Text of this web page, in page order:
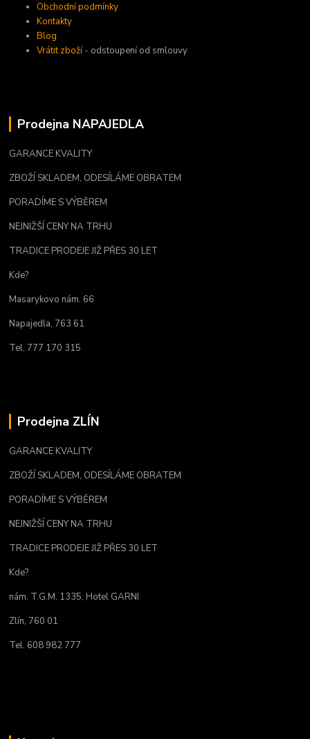
Obchodní podmínky
Kontakty
Blog
Vrátit zboží - odstoupení od smlouvy
Prodejna NAPAJEDLA
GARANCE KVALITY
ZBOŽÍ SKLADEM, ODESÍLÁME OBRATEM
PORADÍME S VÝBĚREM
NEJNIŽŠÍ CENY NA TRHU
TRADICE PRODEJE JIŽ PŘES 30 LET
Kde?
Masarykovo nám. 66
Napajedla, 763 61
Tel. 777 170 315
Prodejna ZLÍN
GARANCE KVALITY
ZBOŽÍ SKLADEM, ODESÍLÁME OBRATEM
PORADÍME S VÝBĚREM
NEJNIŽŠÍ CENY NA TRHU
TRADICE PRODEJE JIŽ PŘES 30 LET
Kde?
nám. T.G.M. 1335, Hotel GARNI
Zlín, 760 01
Tel. 608 982 777